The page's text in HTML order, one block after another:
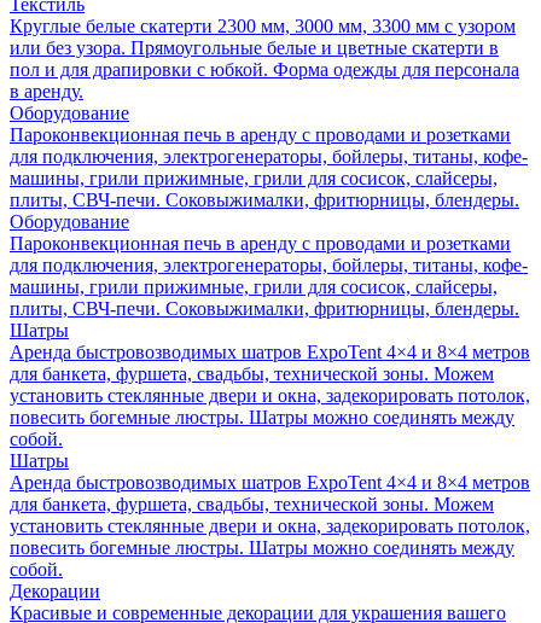
Текстиль
Круглые белые скатерти 2300 мм, 3000 мм, 3300 мм с узором
или без узора. Прямоугольные белые и цветные скатерти в
пол и для драпировки с юбкой. Форма одежды для персонала
в аренду.
Оборудование
Пароконвекционная печь в аренду с проводами и розетками
для подключения, электрогенераторы, бойлеры, титаны, кофе-
машины, грили прижимные, грили для сосисок, слайсеры,
плиты, СВЧ-печи. Соковыжималки, фритюрницы, блендеры.
Оборудование
Пароконвекционная печь в аренду с проводами и розетками
для подключения, электрогенераторы, бойлеры, титаны, кофе-
машины, грили прижимные, грили для сосисок, слайсеры,
плиты, СВЧ-печи. Соковыжималки, фритюрницы, блендеры.
Шатры
Аренда быстровозводимых шатров ExpoTent 4×4 и 8×4 метров
для банкета, фуршета, свадьбы, технической зоны. Можем
установить стеклянные двери и окна, задекорировать потолок,
повесить богемные люстры. Шатры можно соединять между
собой.
Шатры
Аренда быстровозводимых шатров ExpoTent 4×4 и 8×4 метров
для банкета, фуршета, свадьбы, технической зоны. Можем
установить стеклянные двери и окна, задекорировать потолок,
повесить богемные люстры. Шатры можно соединять между
собой.
Декорации
Красивые и современные декорации для украшения вашего